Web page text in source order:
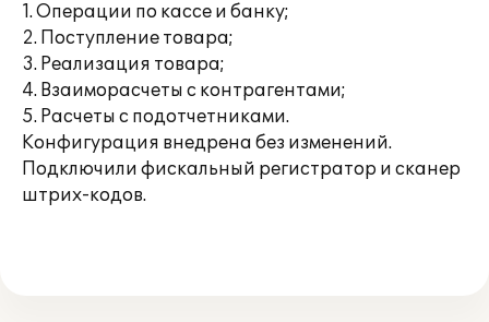
1. Операции по кассе и банку;
2. Поступление товара;
3. Реализация товара;
4. Взаиморасчеты с контрагентами;
5. Расчеты с подотчетниками.
Конфигурация внедрена без изменений.
Подключили фискальный регистратор и сканер
штрих-кодов.